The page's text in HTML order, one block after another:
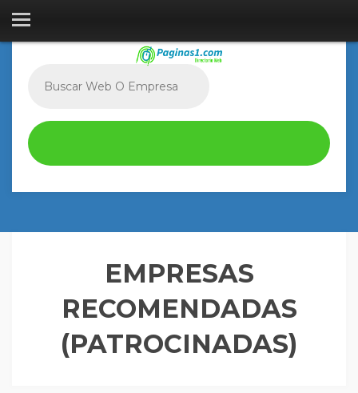
EMPRESAS
RECOMENDADAS
(PATROCINADAS)